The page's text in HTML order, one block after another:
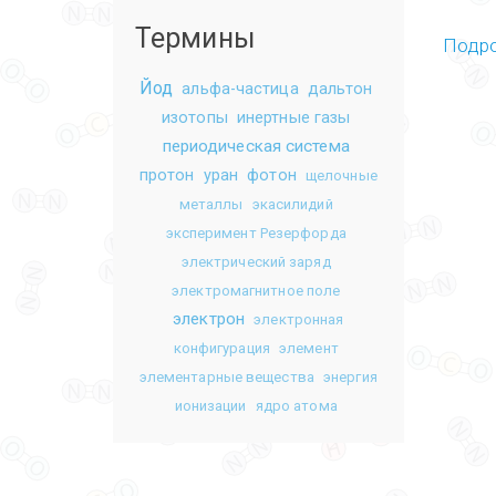
Термины
Йод альфа-частица дальтон
изотопы инертные газы
периодическая система
протон уран фотон
щелочные
металлы
экасилидий
эксперимент Резерфорда
электрический заряд
электромагнитное поле
электрон
электронная
конфигурация
элемент
элементарные вещества
энергия
ионизации
ядро атома